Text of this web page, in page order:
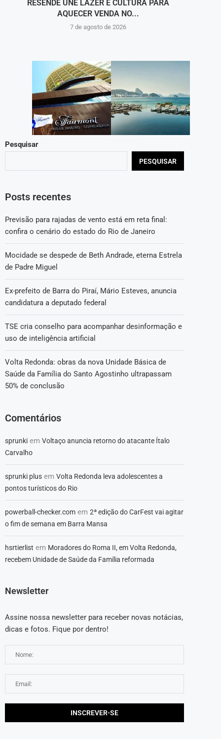
RESENDE UNE LAZER E CULTURA PARA
AQUECER VENDA NO...
7 de agosto de 2026
Pesquisar
PESQUISAR
Posts recentes
Previsão para rajadas de vento está em reta final:
confira o cenário do estado do Rio de Janeiro
Mocidade se despede de Beth Andrade, eterna Estrela
de Padre Miguel
Ex-prefeito de Barra do Piraí, Mário Esteves, anuncia
candidatura a deputado federal
TSE cria conselho para acompanhar desinformação e
uso de inteligência artificial
Volta Redonda: obras da nova Unidade Básica de
Saúde da Família do Santo Agostinho ultrapassam
50% de conclusão
Comentários
sprunki em Voltaço anuncia retorno do atacante Ítalo
Carvalho
sprunki plus em Volta Redonda leva adolescentes a
pontos turísticos do Rio
powerball-checker.com em 2ª edição do CarFest vai agitar
o fim de semana em Barra Mansa
hsrtierlist em Moradores do Roma II, em Volta Redonda,
recebem Unidade de Saúde da Família reformada
Newsletter
Assine nossa newsletter para receber novas notácias,
dicas e fotos. Fique por dentro!